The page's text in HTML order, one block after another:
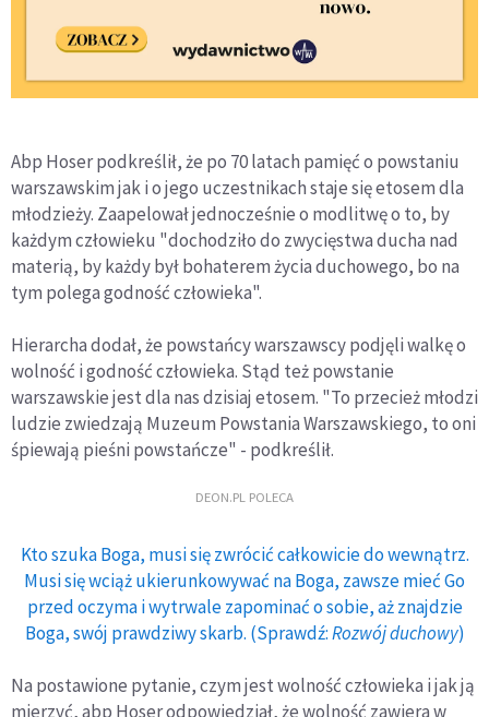
Abp Hoser podkreślił, że po 70 latach pamięć o powstaniu
warszawskim jak i o jego uczestnikach staje się etosem dla
młodzieży. Zaapelował jednocześnie o modlitwę o to, by
każdym człowieku "dochodziło do zwycięstwa ducha nad
materią, by każdy był bohaterem życia duchowego, bo na
tym polega godność człowieka".
Hierarcha dodał, że powstańcy warszawscy podjęli walkę o
wolność i godność człowieka. Stąd też powstanie
warszawskie jest dla nas dzisiaj etosem. "To przecież młodzi
ludzie zwiedzają Muzeum Powstania Warszawskiego, to oni
śpiewają pieśni powstańcze" - podkreślił.
DEON.PL POLECA
Kto szuka Boga, musi się zwrócić całkowicie do wewnątrz.
Musi się wciąż ukierunkowywać na Boga, zawsze mieć Go
przed oczyma i wytrwale zapominać o sobie, aż znajdzie
Boga, swój prawdziwy skarb. (Sprawdź:Rozwój duchowy)
Na postawione pytanie, czym jest wolność człowieka i jak ją
mierzyć, abp Hoser odpowiedział, że wolność zawiera w